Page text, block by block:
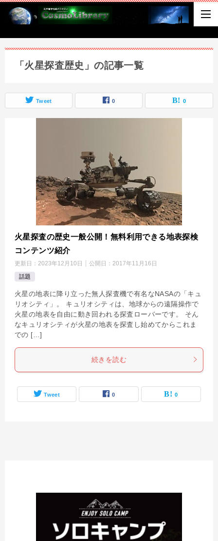
「火星探査歴史」の記事一覧
Tweet 0 0
火星探査の歴史一般公開！無料利用できる地表探検
コンテンツ紹介
更新日： 2023年12月10日 公開日： 2017年11月16日
話題
火星の地表に降り立った無人探査機で有名なNASAの「キュ
リオシティ」。 キュリオシティは、地球からの遠隔操作で
火星の地表を自由に動き回われる探査ローバーです。 そん
なキュリオシティが火星の地表を探査し始めてからこれま
での […]
続きを読む
Tweet 0 0